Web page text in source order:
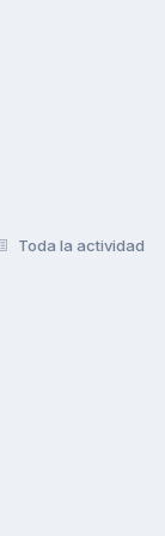
Toda la actividad